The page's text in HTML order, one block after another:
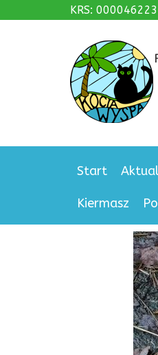
KRS:
Start
Kiermasz